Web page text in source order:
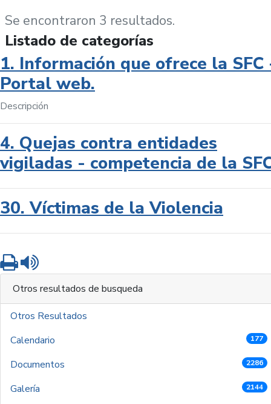
Se encontraron 3 resultados.
Listado de categorías
1. Información que ofrece la SFC
Portal web.
Descripción
4. Quejas contra entidades
vigiladas - competencia de la
30. Víctimas de la Violencia
Imprimir
Otros resultados de busqueda
Otros Resultados
Calendario
177
Documentos 2286
Galería 2144